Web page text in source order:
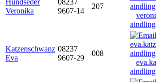
Hundseder
Veronika
08237
9607-14
207
Katzenschwanz
Eva
08237
9607-29
008